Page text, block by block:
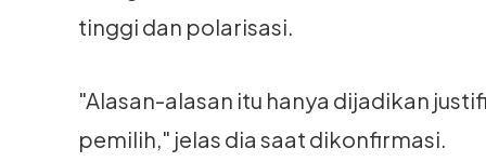
tinggi dan polarisasi.
"Alasan-alasan itu hanya dijadikan
pemilih," jelas dia saat dikonfirmasi.